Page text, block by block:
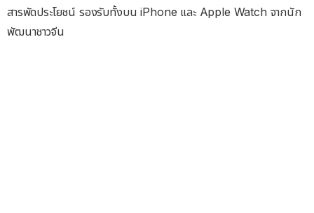
สารพัดประโยชน์ รองรับทั้งบน iPhone และ Apple Watch จากนัก
พัฒนาชาวจีน